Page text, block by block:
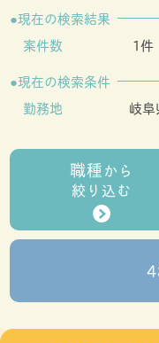
現在の検索結果
案件数
1件
現在の検索条件
勤務地
岐阜
職種から
絞り込む